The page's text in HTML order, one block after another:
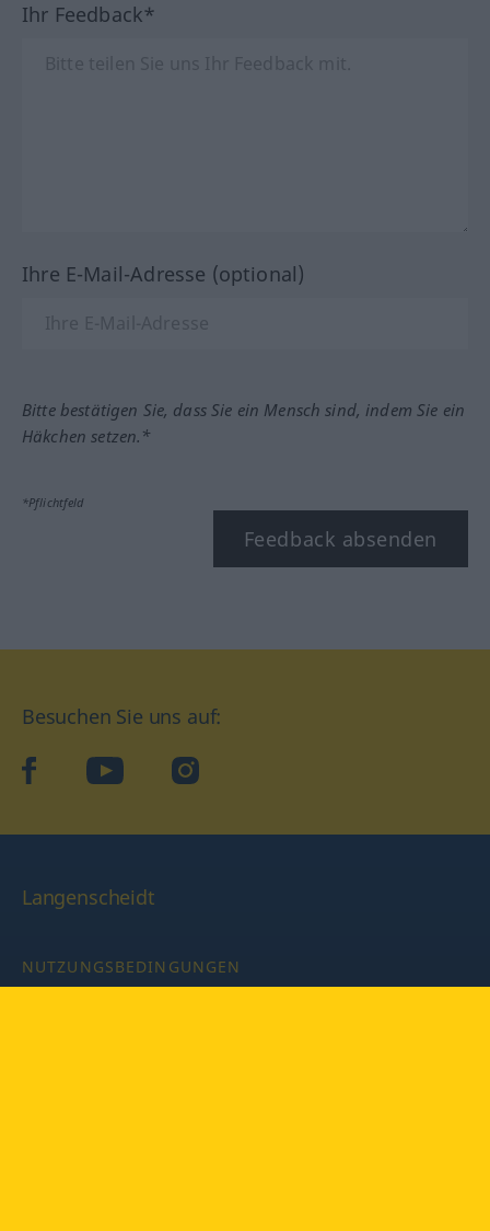
Ihr Feedback*
Ihre E-Mail-Adresse (optional)
Bitte bestätigen Sie, dass Sie ein Mensch sind, indem Sie ein
Häkchen setzen.*
*Pflichtfeld
Feedback absenden
Besuchen Sie uns auf:
facebookYouTube Instagram
Langenscheidt
NUTZUNGSBEDINGUNGEN